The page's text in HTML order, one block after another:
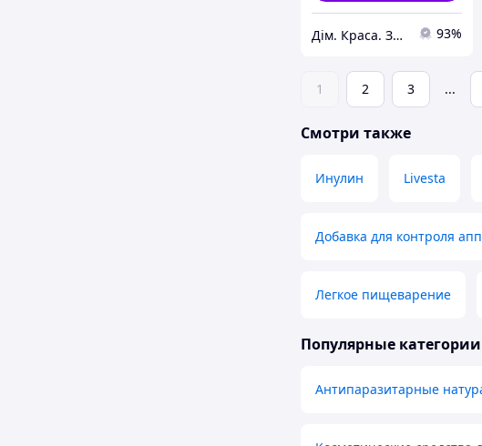
Дім. Краса. Здоров'я. 93%
1 2 3 ...
Смотри также
Инулин Livesta
Добавка для контроля
Легкое пищеварение
Популярные категории
Антипаразитарные